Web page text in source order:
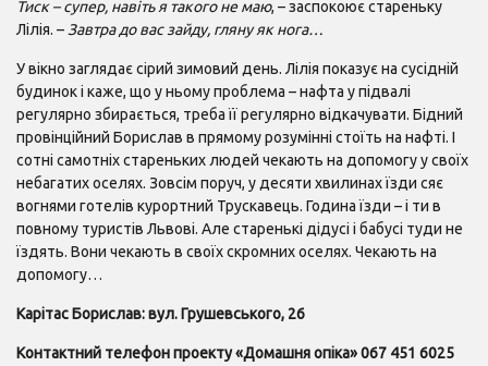
Тиск – супер, навіть я такого не маю, – заспокоює стареньку
Лілія. –Завтра до вас зайду, гляну як нога…
У вікно заглядає сірий зимовий день. Лілія показує на сусідній
будинок і каже, що у ньому проблема – нафта у підвалі
регулярно збирається, треба її регулярно відкачувати. Бідний
провінційний Борислав в прямому розумінні стоїть на нафті. І
сотні самотніх стареньких людей чекають на допомогу у своїх
небагатих оселях. Зовсім поруч, у десяти хвилинах їзди сяє
вогнями готелів курортний Трускавець. Година їзди – і ти в
повному туристів Львові. Але старенькі дідусі і бабусі туди не
їздять. Вони чекають в своїх скромних оселях. Чекають на
допомогу…
Карітас Борислав: вул. Грушевського, 26
Контактний телефон проекту «Домашня опіка»067 451 6025